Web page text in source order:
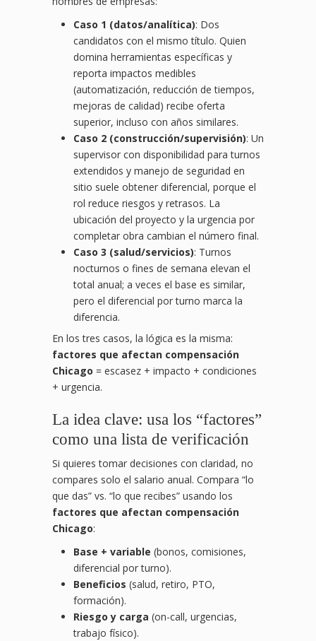
Caso 1 (datos/analítica): Dos
candidatos con el mismo título. Quien
domina herramientas específicas y
reporta impactos medibles
(automatización, reducción de tiempos,
mejoras de calidad) recibe oferta
superior, incluso con años similares.
Caso 2 (construcción/supervisión): Un
supervisor con disponibilidad para turnos
extendidos y manejo de seguridad en
sitio suele obtener diferencial, porque el
rol reduce riesgos y retrasos. La
ubicación del proyecto y la urgencia por
completar obra cambian el número final.
Caso 3 (salud/servicios): Turnos
nocturnos o fines de semana elevan el
total anual; a veces el base es similar,
pero el diferencial por turno marca la
diferencia.
En los tres casos, la lógica es la misma:
factores que afectan compensación
Chicago = escasez + impacto + condiciones
+ urgencia.
La idea clave: usa los “factores”
como una lista de verificación
Si quieres tomar decisiones con claridad, no
compares solo el salario anual. Compara “lo
que das” vs. “lo que recibes” usando los
factores que afectan compensación
Chicago:
Base + variable (bonos, comisiones,
diferencial por turno).
Beneficios (salud, retiro, PTO,
formación).
Riesgo y carga (on-call, urgencias,
trabajo físico).